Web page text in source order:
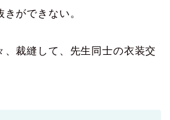
ができない。
、裁縫して、先生同士の衣装交